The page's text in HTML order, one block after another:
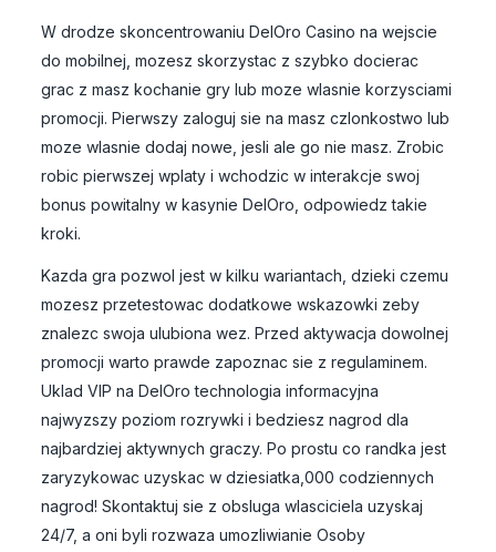
W drodze skoncentrowaniu DelOro Casino na wejscie
do mobilnej, mozesz skorzystac z szybko docierac
grac z masz kochanie gry lub moze wlasnie korzysciami
promocji. Pierwszy zaloguj sie na masz czlonkostwo lub
moze wlasnie dodaj nowe, jesli ale go nie masz. Zrobic
robic pierwszej wplaty i wchodzic w interakcje swoj
bonus powitalny w kasynie DelOro, odpowiedz takie
kroki.
Kazda gra pozwol jest w kilku wariantach, dzieki czemu
mozesz przetestowac dodatkowe wskazowki zeby
znalezc swoja ulubiona wez. Przed aktywacja dowolnej
promocji warto prawde zapoznac sie z regulaminem.
Uklad VIP na DelOro technologia informacyjna
najwyzszy poziom rozrywki i bedziesz nagrod dla
najbardziej aktywnych graczy. Po prostu co randka jest
zaryzykowac uzyskac w dziesiatka,000 codziennych
nagrod! Skontaktuj sie z obsluga wlasciciela uzyskaj
24/7, a oni byli rozwaza umozliwianie Osoby